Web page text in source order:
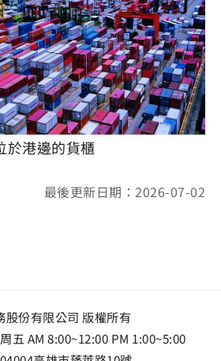
於港邊的貨櫃
最後更新日期：2026-07-02
股份有限公司 版權所有
五 AM 8:00~12:00 PM 1:00~5:00